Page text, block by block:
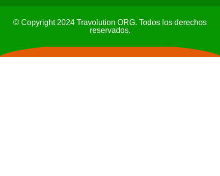
© Copyright 2024 Travolution ORG. Todos los derechos
reservados.